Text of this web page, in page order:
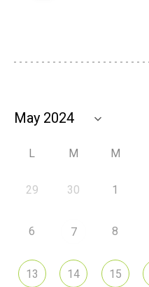
L M M
29 30 1
6 7 8
13 14 15